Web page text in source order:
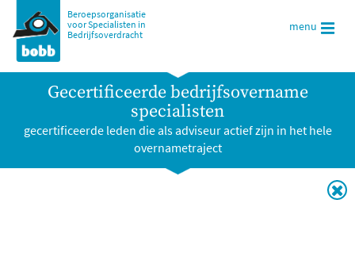
Beroepsorganisatie
voor Specialisten in
Bedrijfsoverdracht
menu
Gecertificeerde bedrijfsovername
specialisten
gecertificeerde leden die als adviseur actief zijn in het hele
overnametraject